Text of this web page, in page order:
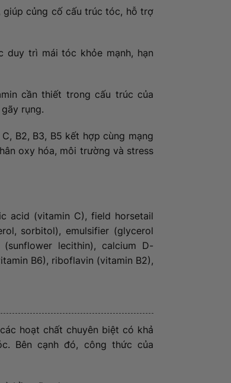
giúp củng cố cấu trúc tóc, hỗ trợ
duy trì mái tóc khỏe mạnh, hạn
cần thiết trong cấu trúc của
rụng.
B2, B3, B5 kết hợp cùng mạng
oxy hóa, môi trường và stress
acid (vitamin C), field horsetail
sorbitol), emulsifier (glycerol
lecithin), calcium D-
B6), riboflavin (vitamin B2),
hoạt chất chuyên biệt có khả
Bên cạnh đó, công thức của